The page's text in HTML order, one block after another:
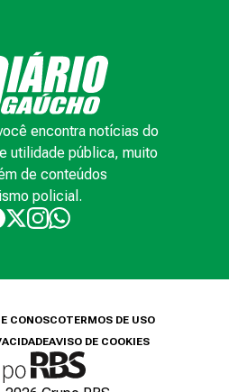
encontra notícias do
utilidade pública, muito
de conteúdos
policial.
CONOSCOTERMOS DE USO
AVISO DE COOKIES